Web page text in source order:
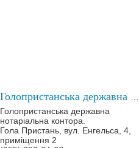
Голопристанська державна
нотаріальна контора.
Гола Пристань, вул. Енгельса, 4,
приміщення 2